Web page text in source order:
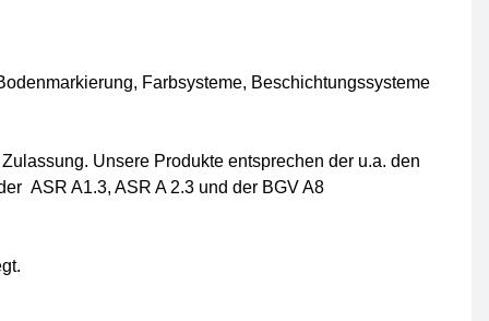
Farbsysteme, Beschichtungssysteme
Unsere Produkte entsprechen der u.a. den
ASR A1.3, ASR A 2.3 und der BGV A8